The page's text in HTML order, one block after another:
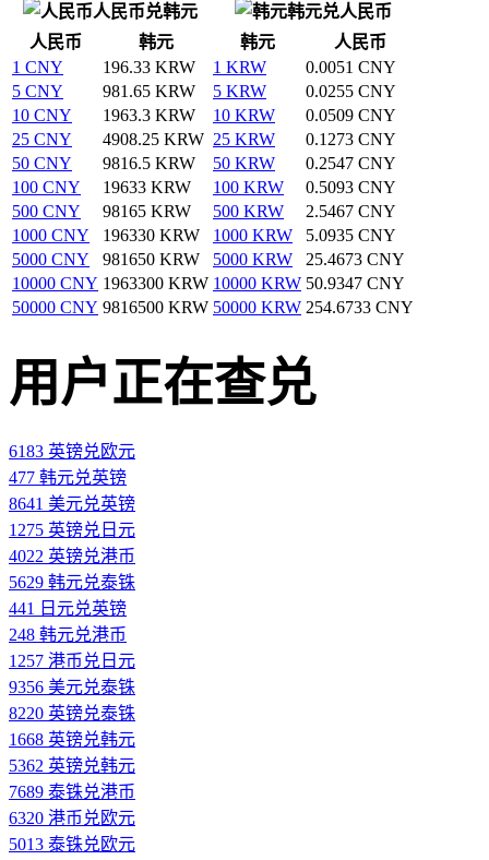
人民币兑韩元
韩元兑人民币
人民币
韩元 韩元
人民币
1 CNY
196.33 KRW 1 KRW
0.0051 CNY
5 CNY
981.65 KRW 5 KRW
0.0255 CNY
10 CNY
1963.3 KRW 10 KRW
0.0509 CNY
25 CNY
4908.25 KRW 25 KRW
0.1273 CNY
50 CNY
9816.5 KRW 50 KRW
0.2547 CNY
100 CNY
19633 KRW 100 KRW
0.5093 CNY
500 CNY
98165 KRW 500 KRW
2.5467 CNY
1000 CNY
196330 KRW 1000 KRW
5.0935 CNY
5000 CNY
981650 KRW 5000 KRW
25.4673 CNY
10000 CNY 1963300 KRW 10000 KRW 50.9347 CNY
50000 CNY 9816500 KRW 50000 KRW 254.6733 CNY
用户正在查兑
6183 英镑兑欧元
477 韩元兑英镑
8641 美元兑英镑
1275 英镑兑日元
4022 英镑兑港币
5629 韩元兑泰铢
441 日元兑英镑
248 韩元兑港币
1257 港币兑日元
9356 美元兑泰铢
8220 英镑兑泰铢
1668 英镑兑韩元
5362 英镑兑韩元
7689 泰铢兑港币
6320 港币兑欧元
5013 泰铢兑欧元